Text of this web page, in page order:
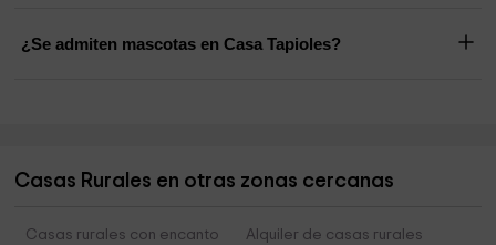
¿Se admiten mascotas en Casa Tapioles?
Casas Rurales en otras zonas cercanas
Casas rurales con encanto
Alquiler de casas rurales